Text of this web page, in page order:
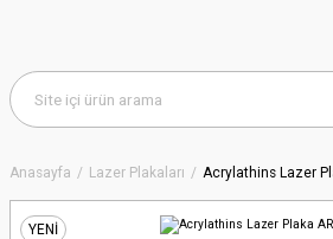
Anasayfa Lazer Plakaları Acrylathins Lazer
YENİ